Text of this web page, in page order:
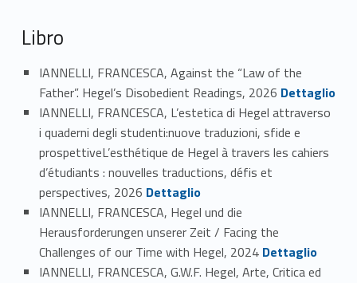
Libro
IANNELLI, FRANCESCA, Against the “Law of the
Father”. Hegel’s Disobedient Readings, 2026 Link identifier #identifier_person_134561-59
Dettaglio
IANNELLI, FRANCESCA, L’estetica di Hegel attraverso
i quaderni degli studenti:nuove traduzioni, sfide e
prospettiveL’esthétique de Hegel à travers les cahiers
d’étudiants : nouvelles traductions, défis et
perspectives, 2026 Link identifier #identifier_person_71000-60
Dettaglio
IANNELLI, FRANCESCA, Hegel und die
Herausforderungen unserer Zeit / Facing the
Challenges of our Time with Hegel, 2024 Link identifier #identifier_person_67052-61
Dettaglio
IANNELLI, FRANCESCA, G.W.F. Hegel, Arte, Critica ed